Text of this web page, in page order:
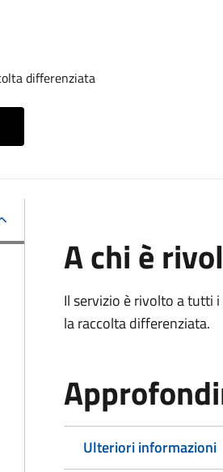
differenziata
A chi è
Il servizio è rivolto a tutti
la raccolta differenziata.
Ulteriori informazioni